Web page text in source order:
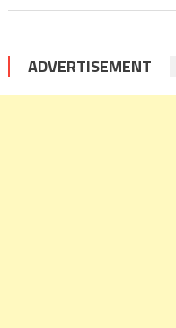
ADVERTISEMENT